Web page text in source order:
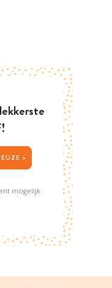
JOUW NIEUWSBRIEFKEUZE >
mogelijk